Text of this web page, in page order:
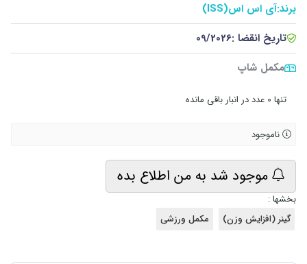
برند:آی اس اس(ISS)
تاریخ انقضا :09/2026
مکمل شاپ
تنها 0 عدد در انبار باقی مانده
ناموجود
موجود شد به من اطلاع بده
بخشها :
گینر (افزایش وزن)
مکمل ورزشی